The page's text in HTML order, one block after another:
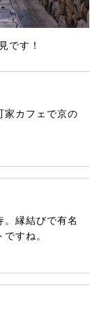
です！
家カフェで京の
。縁結びで有名
すね。